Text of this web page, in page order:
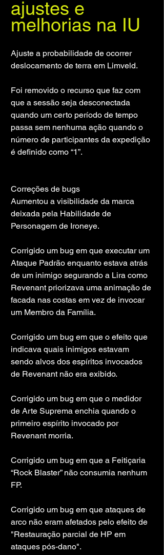
ajustes e
melhorias na IU
Ajuste a probabilidade de ocorrer
deslocamento de terra em Limveld.
Foi removido o recurso que faz com
que a sessão seja desconectada
quando um certo período de tempo
passa sem nenhuma ação quando o
número de participantes da expedição
é definido como “1”.
Correções de bugs
Aumentou a visibilidade da marca
deixada pela Habilidade de
Personagem de Ironeye.
Corrigido um bug em que executar um
Ataque Padrão enquanto estava atrás
de um inimigo segurando a Lira como
Revenant priorizava uma animação de
facada nas costas em vez de invocar
um Membro da Família.
Corrigido um bug em que o efeito que
indicava quais inimigos estavam
sendo alvos dos espíritos invocados
de Revenant não era exibido.
Corrigido um bug em que o medidor
de Arte Suprema enchia quando o
primeiro espírito invocado por
Revenant morria.
Corrigido um bug em que a Feitiçaria
“Rock Blaster” não consumia nenhum
FP.
Corrigido um bug em que ataques de
arco não eram afetados pelo efeito de
"Restauração parcial de HP em
ataques pós-dano".